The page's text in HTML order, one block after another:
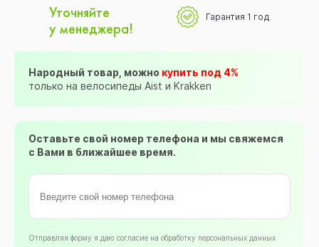
Уточняйте
у менеджера!
Гарантия 1 год
Народный товар, можно купить под 4%
только на велосипеды Aist и Krakken
Оставьте свой номер телефона и мы свяжемся
с Вами в ближайшее время.
Oтправляя форму я даю согласие на обработку персональных данных